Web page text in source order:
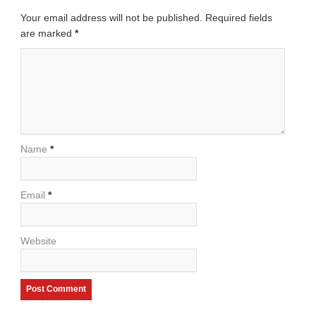
Your email address will not be published. Required fields
are marked *
Name *
Email *
Website